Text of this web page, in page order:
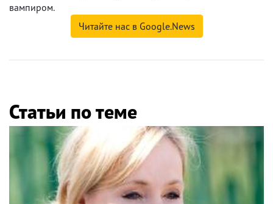
вампиром.
Читайте нас в Google.News
Статьи по теме